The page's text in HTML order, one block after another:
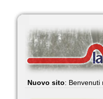
Nuovo sito: Benvenuti